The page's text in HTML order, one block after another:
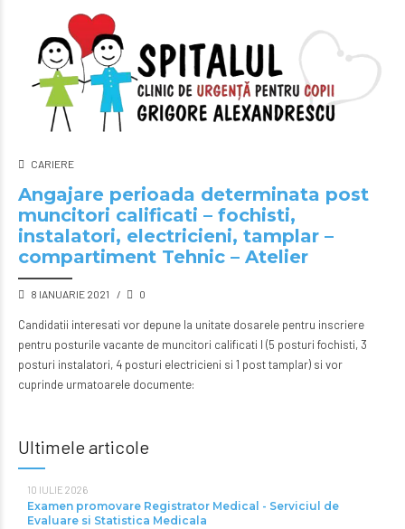
CARIERE
Angajare perioada determinata post
muncitori calificati – fochisti,
instalatori, electricieni, tamplar –
compartiment Tehnic – Atelier
8 IANUARIE 2021 0
Candidatii interesati vor depune la unitate dosarele pentru inscriere
pentru posturile vacante de muncitori calificati I (5 posturi fochisti, 3
posturi instalatori, 4 posturi electricieni si 1 post tamplar) si vor
cuprinde urmatoarele documente:
Ultimele articole
10 IULIE 2026
Examen promovare Registrator Medical - Serviciul de
Evaluare si Statistica Medicala